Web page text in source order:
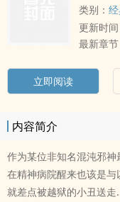
类别：
更新时间
最新章节
立即阅读
内容简介
作为某位非知名混沌邪
在精神病院醒来也该是
就差点被越狱的小丑送走